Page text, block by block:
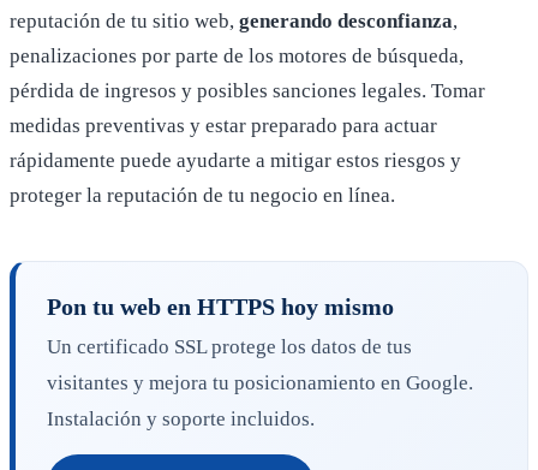
reputación de tu sitio web, generando desconfianza,
penalizaciones por parte de los motores de búsqueda,
pérdida de ingresos y posibles sanciones legales. Tomar
medidas preventivas y estar preparado para actuar
rápidamente puede ayudarte a mitigar estos riesgos y
proteger la reputación de tu negocio en línea.
Pon tu web en HTTPS hoy mismo
Un certificado SSL protege los datos de tus
visitantes y mejora tu posicionamiento en Google.
Instalación y soporte incluidos.